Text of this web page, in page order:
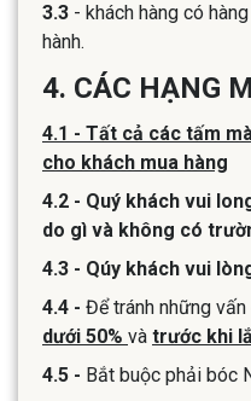
3.3 - khách hàng có
hành.
4. CÁC HẠNG
4.1 - Tất cả các tấm
cho khách mua hàng
4.2 - Quý khách vui
do gì và không có
4.3 - Qúy khách vui
4.4 - Để tránh những
dưới 50% và trước khi
4.5 - Bắt buộc phải bóc